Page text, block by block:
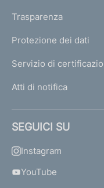
Trasparenza
Protezione dei dati
Servizio di
Atti di notifica
SEGUICI SU
Instagram
YouTube